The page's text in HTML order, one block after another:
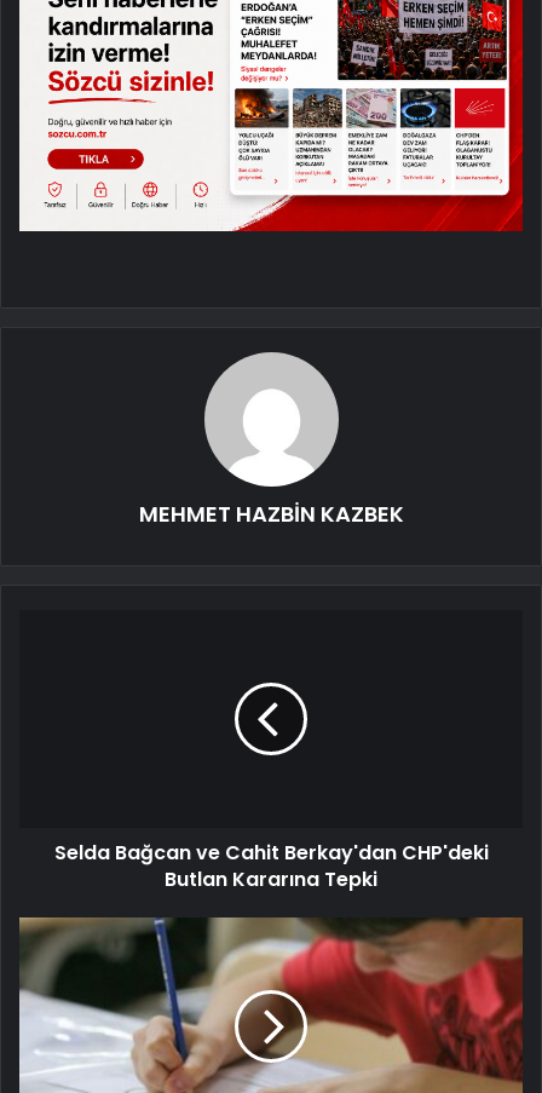
MEHMET HAZBİN KAZBEK
Selda Bağcan ve Cahit Berkay'dan CHP'deki
Butlan Kararına Tepki